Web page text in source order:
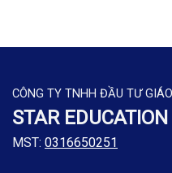
CÔNG TY TNHH ĐẦU TƯ
STAR EDUCATION
MST: 0316650251